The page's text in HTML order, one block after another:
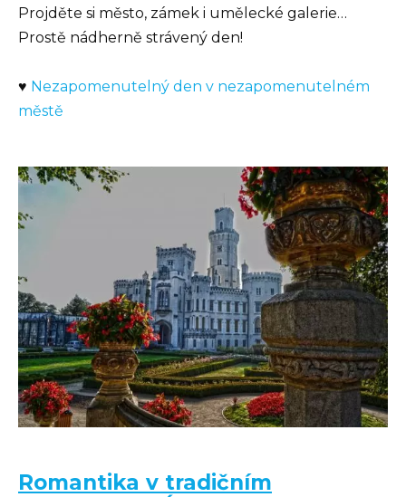
Projděte si město, zámek i umělecké galerie…
Prostě nádherně strávený den!
♥ Nezapomenutelný den v nezapomenutelném
městě
Romantika v tradičním